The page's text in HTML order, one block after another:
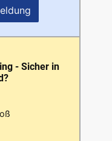
- Sicher in